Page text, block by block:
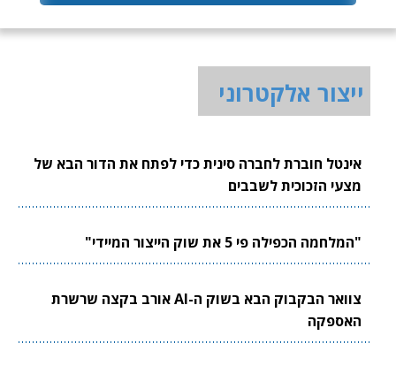
ייצור אלקטרוני
אינטל חוברת לחברה סינית כדי לפתח את הדור הבא של
מצעי הזכוכית לשבבים
"המלחמה הכפילה פי 5 את שוק הייצור המיידי"
צוואר הבקבוק הבא בשוק ה-AI אורב בקצה שרשרת
האספקה